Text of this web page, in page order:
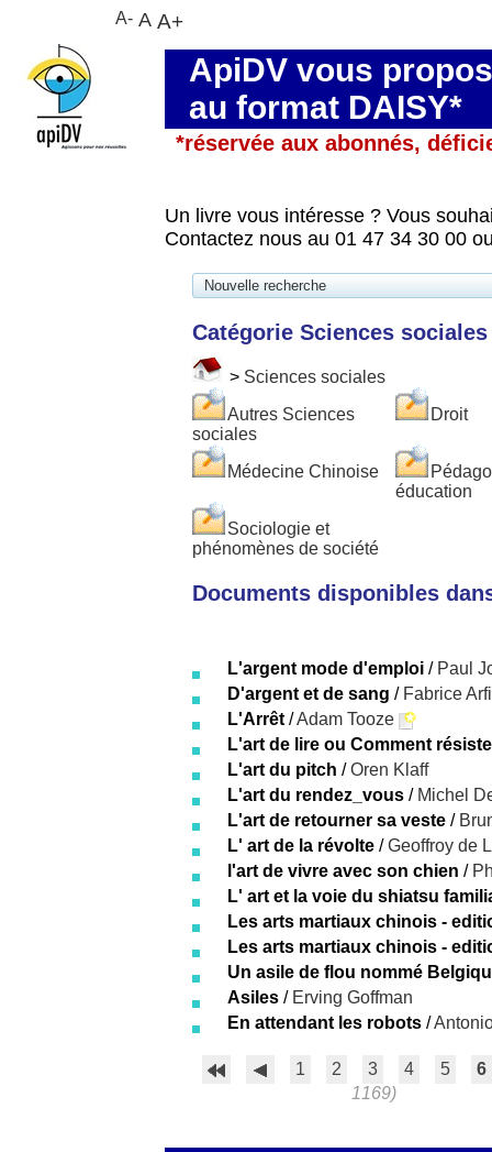
ApiDV vous
au format DAISY*
*réservée aux abonnés,
Un livre vous intéresse ? Vous
Contactez nous au 01 47 34 30 00
Nouvelle recherche
Catégorie Sciences sociales
> Sciences sociales
Autres Sciences
sociales
Droit
Médecine Chinoise
éducation
Sociologie et
phénomènes de société
Documents disponibles
L'argent mode d'emploi / Paul
D'argent et de sang / Fabrice Arfi
L'Arrêt /Adam Tooze
L'art de lire ou Comment
L'art du pitch /Oren Klaff
L'art du rendez_vous / Michel
L'art de retourner sa veste /
L' art de la révolte /Geoffroy de
l'art de vivre avec son chien /
L' art et la voie du shiatsu
Les arts martiaux chinois -
Les arts martiaux chinois -
Un asile de flou nommé
Asiles / Erving Goffman
En attendant les robots /
1 2 3 4 5
6
1169)
A- A A+